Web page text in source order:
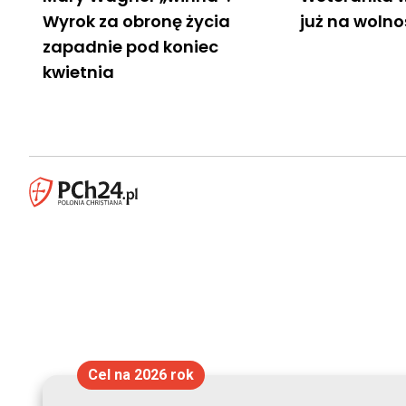
Wyrok za obronę życia
zapadnie pod koniec
kwietnia
już na
Cel na 2026 rok